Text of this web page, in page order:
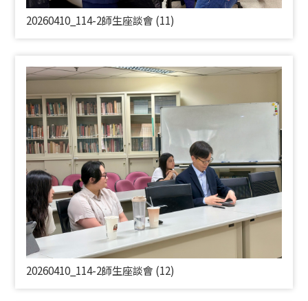
20260410_114-2師生座談會 (11)
20260410_114-2師生座談會 (12)